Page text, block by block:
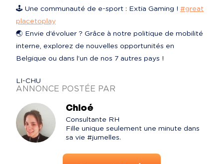
🕹️ Une communauté de e-sport : Extia Gaming ! #great
placetoplay
🌏 Envie d’évoluer ? Grâce à notre politique de mobilité
interne, explorez de nouvelles opportunités en
Belgique ou dans l’un de nos 7 autres pays !
LI-CHU
ANNONCE POSTÉE PAR
Chloé
Consultante RH
Fille unique seulement une minute dans
sa vie #jumelles.